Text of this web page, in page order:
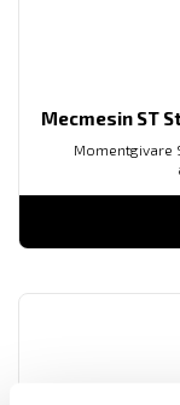
Mecmesin ST
Momentgivare